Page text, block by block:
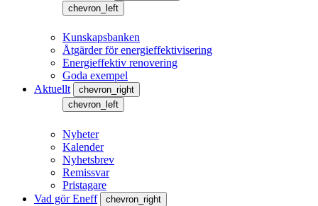
chevron_left
Kunskapsbanken
Åtgärder för energieffektivisering
Energieffektiv renovering
Goda exempel
Aktuellt
chevron_right
chevron_left
Nyheter
Kalender
Nyhetsbrev
Remissvar
Pristagare
Vad gör Eneff
chevron_right